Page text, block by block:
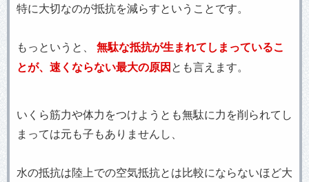
特に大切なのが抵抗を減らすということです。
もっというと、 無駄な抵抗が生まれてしまっているこ
とが、速くならない最大の原因とも言えます。
いくら筋力や体力をつけようとも無駄に力を削られてし
まっては元も子もありませんし、
水の抵抗は陸上での空気抵抗とは比較にならないほど大